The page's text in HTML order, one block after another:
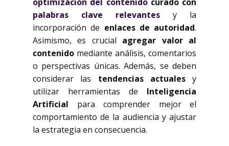
palabras clave relevantes y la
incorporación de enlaces de autoridad.
Asimismo, es crucial agregar valor al
contenido mediante análisis, comentarios
o perspectivas únicas. Además, se deben
considerar las tendencias actualesy
utilizar herramientas de Inteligencia
Artificial para comprender mejor el
comportamiento de la audiencia y ajustar
la estrategia en consecuencia.